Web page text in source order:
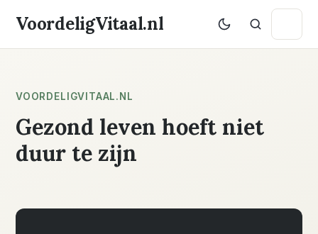
VoordeligVitaal.nl
VOORDELIGVITAAL.NL
Gezond leven hoeft niet
duur te zijn